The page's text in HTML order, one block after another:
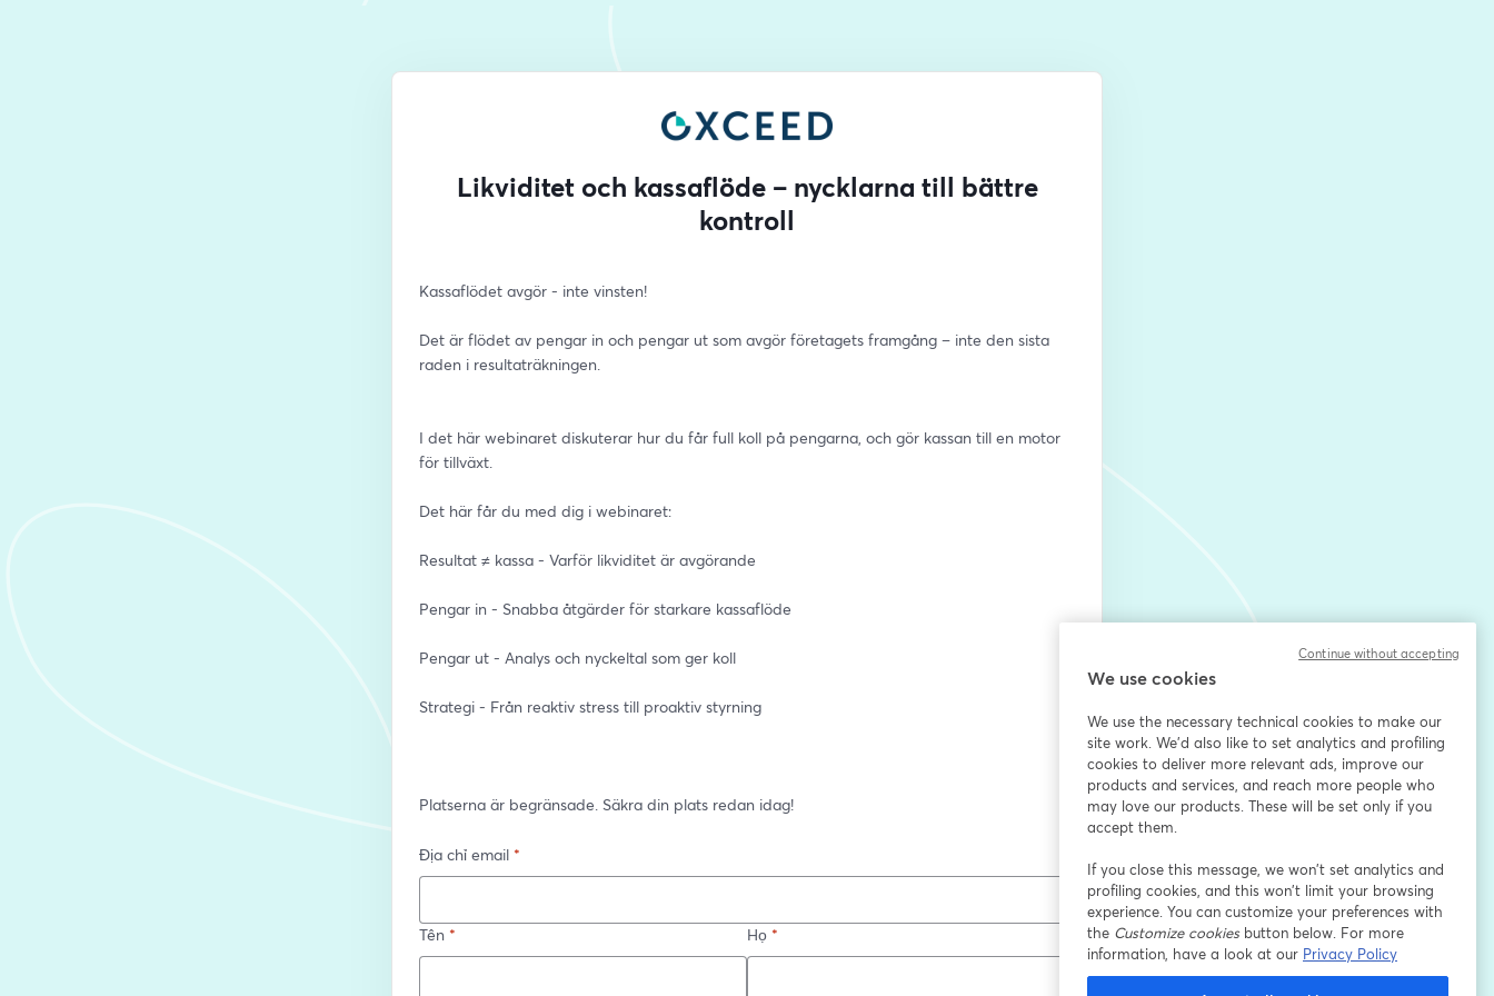
Likviditet och kassaflöde – nycklarna till bättre
kontroll
Kassaflödet avgör - inte vinsten!
Det är flödet av pengar in och pengar ut som avgör företagets framgång – inte den sista
raden i resultaträkningen.
I det här webinaret diskuterar hur du får full koll på pengarna, och gör kassan till en motor
för tillväxt.
Det här får du med dig i webinaret:
Resultat ≠ kassa - Varför likviditet är avgörande
Pengar in - Snabba åtgärder för starkare kassaflöde
Pengar ut - Analys och nyckeltal som ger koll
Strategi - Från reaktiv stress till proaktiv styrning
Platserna är begränsade. Säkra din plats redan idag!
Địa chỉ email *
Tên * Họ *
We use cookies
We use the necessary technical cookies to make our
site work. We'd also like to set analytics and profiling
cookies to deliver more relevant ads, improve our
products and services, and reach more people who
may love our products. These will be set only if you
accept them.
If you close this message, we won’t set analytics and
profiling cookies, and this won’t limit your browsing
experience. You can customize your preferences with
the Customize cookiesbutton below. For more
information, have a look at our Privacy Policy
Continue without accepting